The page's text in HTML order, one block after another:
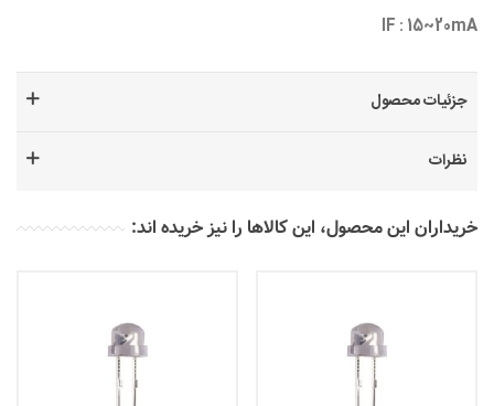
IF : 15~20mA
جزئیات محصول
نظرات
خریداران این محصول، این کالاها را نیز خریده اند: